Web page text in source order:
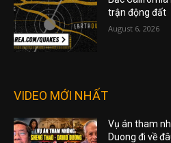
trận động đất
August 6, 2026
VIDEO MỚI NHẤT
Vụ án tham
Duong đi về